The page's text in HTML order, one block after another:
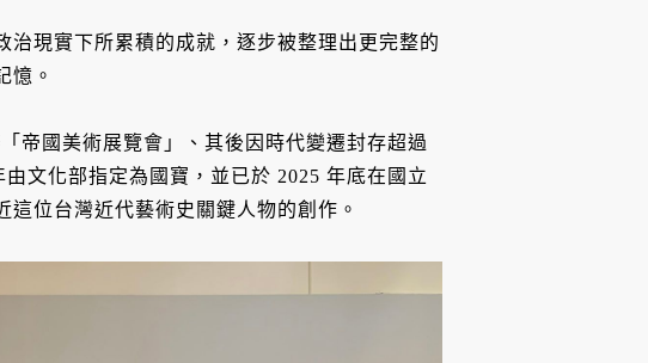
現實下所累積的成就，逐步被整理出更完整的
憶。
帝國美術展覽會」、其後因時代變遷封存超過
文化部指定為國寶，並已於 2025 年底在國立
位台灣近代藝術史關鍵人物的創作。